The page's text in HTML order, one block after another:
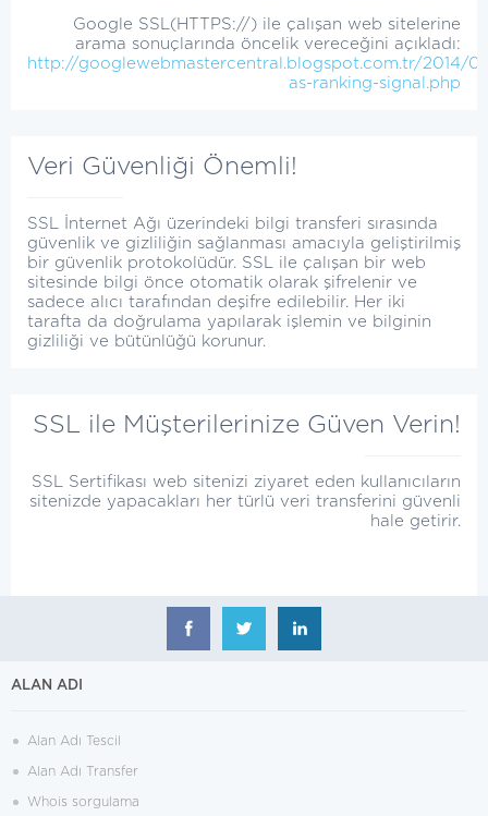
Google SSL(HTTPS://) ile çalışan web sitelerine
arama sonuçlarında öncelik vereceğini açıkladı:
http://googlewebmastercentral.blogspot.com.tr/2014/
as-ranking-signal.php
Veri Güvenliği Önemli!
SSL İnternet Ağı üzerindeki bilgi transferi sırasında
güvenlik ve gizliliğin sağlanması amacıyla geliştirilmiş
bir güvenlik protokolüdür. SSL ile çalışan bir web
sitesinde bilgi önce otomatik olarak şifrelenir ve
sadece alıcı tarafından deşifre edilebilir. Her iki
tarafta da doğrulama yapılarak işlemin ve bilginin
gizliliği ve bütünlüğü korunur.
SSL ile Müşterilerinize Güven Verin!
SSL Sertifikası web sitenizi ziyaret eden kullanıcıların
sitenizde yapacakları her türlü veri transferini güvenli
hale getirir.
ALAN ADI
Alan Adı Tescil
Alan Adı Transfer
Whois sorgulama